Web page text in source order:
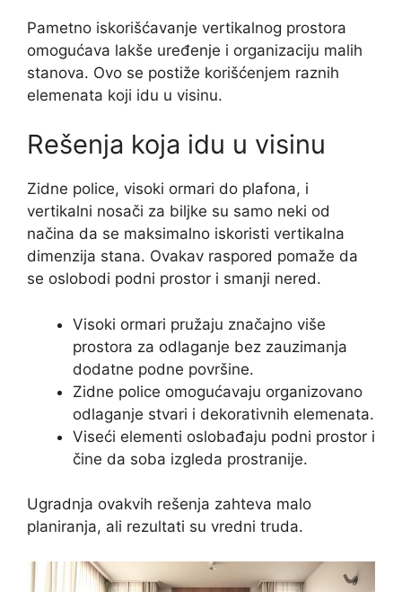
Pametno iskorišćavanje vertikalnog prostora
omogućava lakše uređenje i organizaciju malih
stanova. Ovo se postiže korišćenjem raznih
elemenata koji idu u visinu.
Rešenja koja idu u visinu
Zidne police, visoki ormari do plafona, i
vertikalni nosači za biljke su samo neki od
načina da se maksimalno iskoristi vertikalna
dimenzija stana. Ovakav raspored pomaže da
se oslobodi podni prostor i smanji nered.
Visoki ormari pružaju značajno više
prostora za odlaganje bez zauzimanja
dodatne podne površine.
Zidne police omogućavaju organizovano
odlaganje stvari i dekorativnih elemenata.
Viseći elementi oslobađaju podni prostor i
čine da soba izgleda prostranije.
Ugradnja ovakvih rešenja zahteva malo
planiranja, ali rezultati su vredni truda.